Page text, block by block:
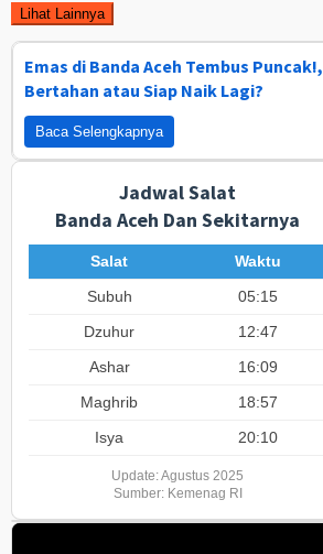
Lihat Lainnya
Emas di Banda Aceh Tembus Puncak!,
Bertahan atau Siap Naik Lagi?
Baca Selengkapnya
Jadwal Salat
Banda Aceh Dan Sekitarnya
Salat
Waktu
Subuh
05:15
Dzuhur
12:47
Ashar
16:09
Maghrib
18:57
Isya
20:10
Update: Agustus 2025
Sumber: Kemenag RI